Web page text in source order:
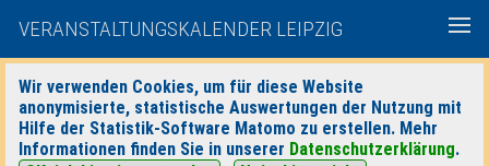
VERANSTALTUNGSKALENDER LEIPZIG
Wir verwenden Cookies, um für diese Website
anonymisierte, statistische Auswertungen der Nutzung mit
Hilfe der Statistik-Software Matomo zu erstellen. Mehr
Informationen finden Sie in unserer Datenschutzerklärung.
heute|morgen| Detaillierte Suche